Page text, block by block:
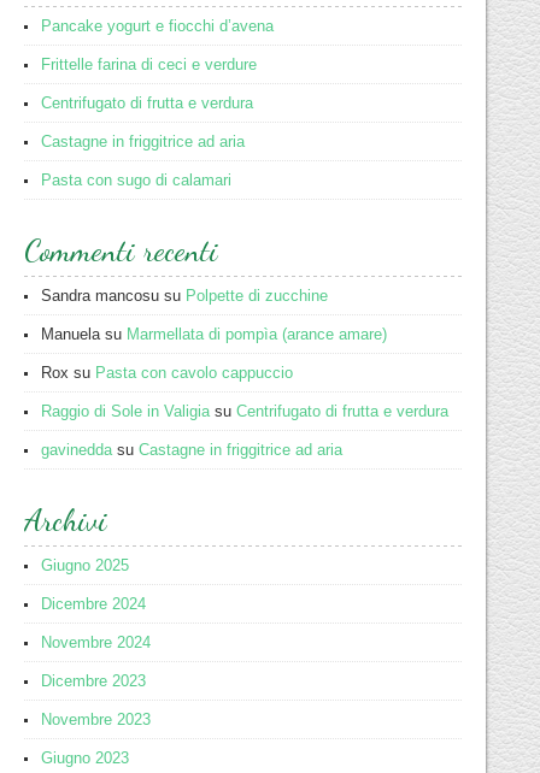
Pancake yogurt e fiocchi d’avena
Frittelle farina di ceci e verdure
Centrifugato di frutta e verdura
Castagne in friggitrice ad aria
Pasta con sugo di calamari
Commenti recenti
Sandra mancosu su Polpette di zucchine
Manuela su Marmellata di pompìa (arance amare)
Rox su Pasta con cavolo cappuccio
Raggio di Sole in Valigia suCentrifugato di frutta e verdura
gavinedda suCastagne in friggitrice ad aria
Archivi
Giugno 2025
Dicembre 2024
Novembre 2024
Dicembre 2023
Novembre 2023
Giugno 2023